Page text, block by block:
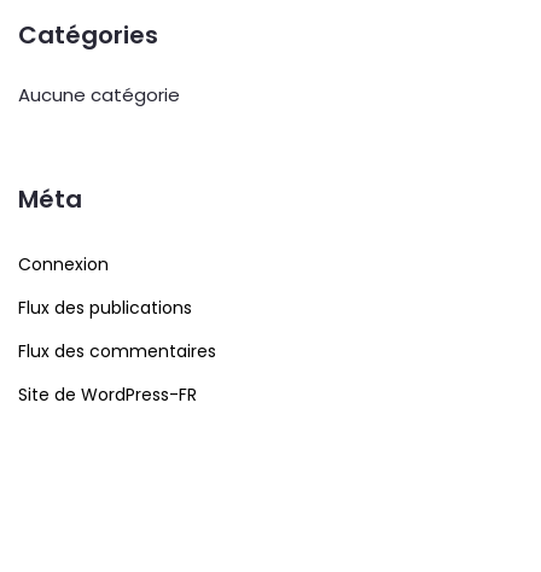
Catégories
Aucune catégorie
Méta
Connexion
Flux des publications
Flux des commentaires
Site de WordPress-FR